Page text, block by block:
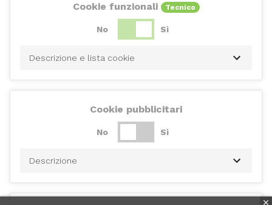
Cookie funzionali Tecnico
No Sì
Descrizione e lista cookie
Cookie pubblicitari
No Sì
Descrizione